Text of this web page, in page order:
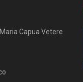
Capua Vetere